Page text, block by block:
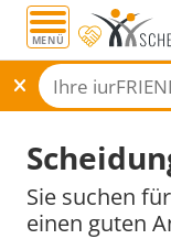
MENÜ
Sie suchen
einen guten